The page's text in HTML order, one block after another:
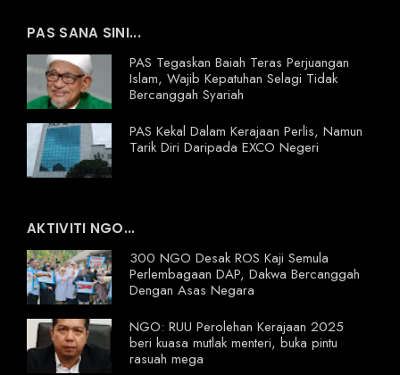
PAS SANA SINI...
PAS Tegaskan Baiah Teras Perjuangan
Islam, Wajib Kepatuhan Selagi Tidak
Bercanggah Syariah
PAS Kekal Dalam Kerajaan Perlis, Namun
Tarik Diri Daripada EXCO Negeri
AKTIVITI NGO...
300 NGO Desak ROS Kaji Semula
Perlembagaan DAP, Dakwa Bercanggah
Dengan Asas Negara
NGO: RUU Perolehan Kerajaan 2025
beri kuasa mutlak menteri, buka pintu
rasuah mega